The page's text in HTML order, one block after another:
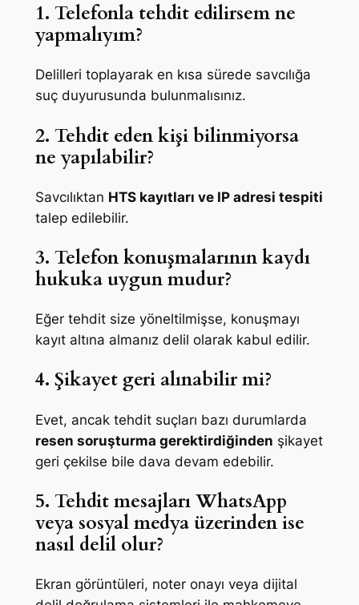
1. Telefonla tehdit edilirsem ne
yapmalıyım?
Delilleri toplayarak en kısa sürede savcılığa
suç duyurusunda bulunmalısınız.
2. Tehdit eden kişi bilinmiyorsa
ne yapılabilir?
Savcılıktan HTS kayıtları ve IP adresi tespiti
talep edilebilir.
3. Telefon konuşmalarının kaydı
hukuka uygun mudur?
Eğer tehdit size yöneltilmişse, konuşmayı
kayıt altına almanız delil olarak kabul edilir.
4. Şikayet geri alınabilir mi?
Evet, ancak tehdit suçları bazı durumlarda
resen soruşturma gerektirdiğinden şikayet
geri çekilse bile dava devam edebilir.
5. Tehdit mesajları WhatsApp
veya sosyal medya üzerinden ise
nasıl delil olur?
Ekran görüntüleri, noter onayı veya dijital